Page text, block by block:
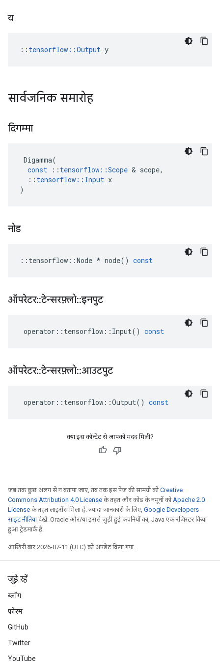
य
:: tensorflow::Output y
सार्वजनिक समारोह
दिगम्मा
Digamma(
const
:: tensorflow ::Scope & scope,
:: tensorflow :: Input x
)
नोड
:: tensorflow ::Node * node() const
ऑपरेटर::टेन्सरफ़्लो::इनपुट
operator :: tensorflow :: Input() const
ऑपरेटर::टेन्सरफ़्लो::आउटपुट
operator :: tensorflow ::Output() const
क्या इस कॉन्टेंट से आपको मदद मिली?
जब तक कुछ अलग से न बताया जाए, तब तक इस पेज की सामग्री कोCreative
Commons Attribution 4.0 License के तहत और कोड के नमूनों कोApache 2.0
License के तहत लाइसेंस मिला है. ज़्यादा जानकारी के लिए, Google Developers
साइट नीतियांदेखें. Oracle और/या इससे जुड़ी हुई कंपनियों का, Java एक रजिस्टर किया
हुआ ट्रेडमार्क है.
आखिरी बार 2026-07-11 (UTC) को अपडेट किया गया.
जुड़े रहें
ब्लॉग
फ़ोरम
GitHub
Twitter
YouTube